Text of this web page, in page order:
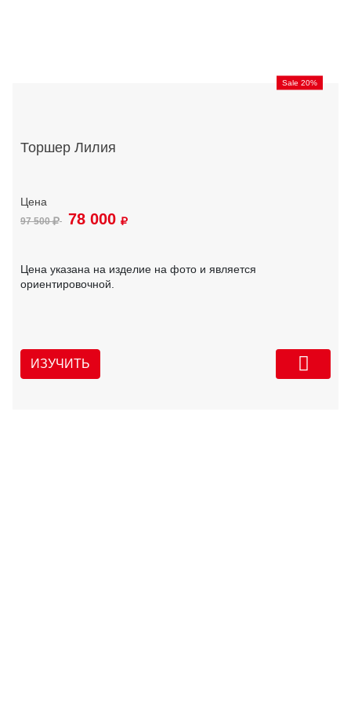
Sale 20%
Торшер Лилия
97 500 78 000
Цена указана на изделие на фото и является
ориентировочной.
ИЗУЧИТЬ